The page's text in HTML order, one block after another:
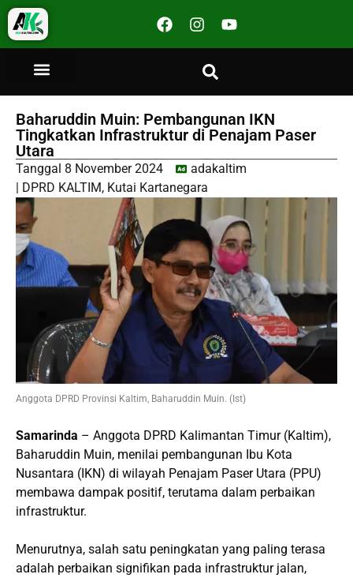
Baharuddin Muin: Pembangunan IKN
Tingkatkan Infrastruktur di Penajam Paser
Utara
Tanggal 8 November 2024
adakaltim
DPRD KALTIM, Kutai Kartanegara
Anggota DPRD Provinsi Kaltim, Baharuddin Muin. (Ist)
Samarinda – Anggota DPRD Kalimantan Timur (Kaltim),
Baharuddin Muin, menilai pembangunan Ibu Kota
Nusantara (IKN) di wilayah Penajam Paser Utara (PPU)
membawa dampak positif, terutama dalam perbaikan
infrastruktur.
Menurutnya, salah satu peningkatan yang paling terasa
adalah perbaikan signifikan pada infrastruktur jalan,